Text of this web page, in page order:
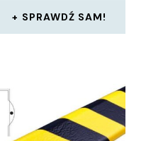
SPRAWDŹ SAM!